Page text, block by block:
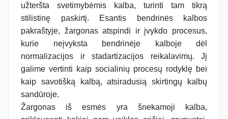
užteršta svetimybėmis kalba, turinti tam tikrą
stilistinę paskirtį. Esantis bendrinės kalbos
pakraštyje, žargonas atspindi ir įvykdo procesus,
kurie neįvyksta bendrinėje kalboje dėl
normalizacijos ir stadartizacijos reikalavimų. Jį
galime vertinti kaip socialinių procesų rodyklę bei
kaip savotišką kalbą, atsiradusią skirtingų kalbų
sandūroje.
Žargonas iš esmės yra šnekamoji kalba,